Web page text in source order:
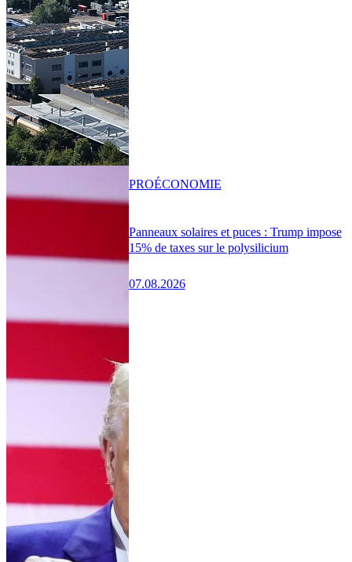
Panneaux solaires et puces : Trump impose
15% de taxes sur le polysilicium
07.08.2026
PROÉCONOMIE